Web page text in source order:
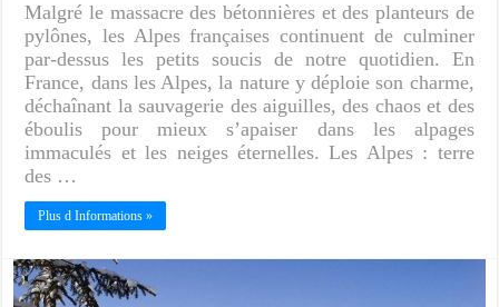
Malgré le massacre des bétonnières et des planteurs de
pylônes, les Alpes françaises continuent de culminer
par-dessus les petits soucis de notre quotidien. En
France, dans les Alpes, la nature y déploie son charme,
déchaînant la sauvagerie des aiguilles, des chaos et des
éboulis pour mieux s’apaiser dans les alpages
immaculés et les neiges éternelles. Les Alpes : terre
des …
Plus d Informations »